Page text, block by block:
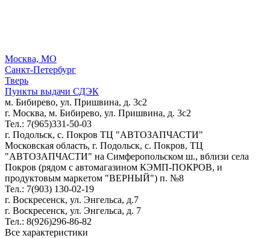
Москва, МО
Санкт-Петербург
Тверь
Пункты выдачи СДЭК
м. Бибирево, ул. Пришвина, д. 3с2
г. Москва, м. Бибирево, ул. Пришвина, д. 3с2
Тел.: 7(965)331-50-03
г. Подольск, c. Покров ТЦ "АВТОЗАПЧАСТИ"
Московская область, г. Подольск, c. Покров, ТЦ
"АВТОЗАПЧАСТИ" на Симферопольском ш., вблизи села
Покров (рядом с автомагазином КЭМП-ПОКРОВ, и
продуктовым маркетом "ВЕРНЫЙ") п. №8
Тел.: 7(903) 130-02-19
г. Воскресенск, ул. Энгельса, д.7
г. Воскресенск, ул. Энгельса, д. 7
Тел.: 8(926)296-86-82
Все характеристики